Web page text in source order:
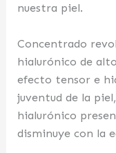
nuestra piel.
Concentrado
hialurónico de
efecto tensor e
juventud de la
hialurónico
disminuye con la